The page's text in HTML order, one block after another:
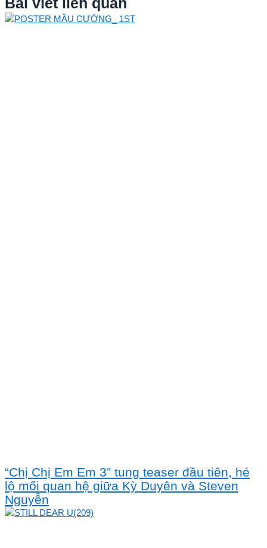
“Chị Chị Em Em 3” tung teaser đầu tiên, hé
lộ mối quan hệ giữa Kỳ Duyên và Steven
Nguyễn